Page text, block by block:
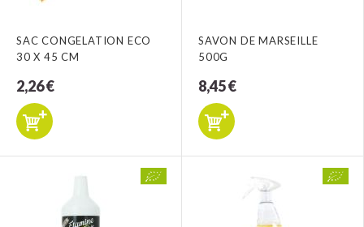
SAC CONGELATION ECO
30 X 45 CM
2,26 €
SAVON DE MARSEILLE
500G
8,45 €